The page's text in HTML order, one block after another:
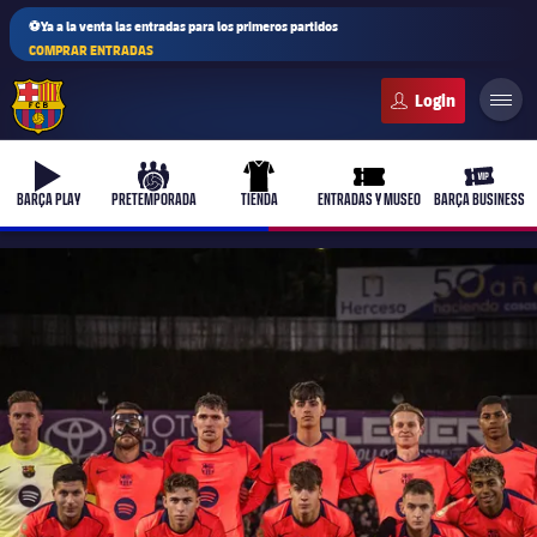
⚽Ya a la venta las entradas para los primeros partidos
COMPRAR ENTRADAS
b-play
BARÇA PLAY
culers-ball
PRETEMPORADA
uniform
TIENDA
ticket-full
ENTRADAS Y MUSEO
ticket-
BARÇA BUSINESS
PLUSICON
Femenino
plusicon
más
Actualidad
Barça Atlètic
plusicon
más